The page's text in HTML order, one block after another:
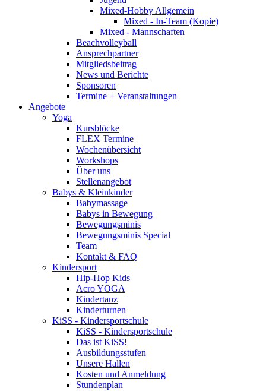
Mixed-Hobby Allgemein
Mixed - In-Team (Kopie)
Mixed - Mannschaften
Beachvolleyball
Ansprechpartner
Mitgliedsbeitrag
News und Berichte
Sponsoren
Termine + Veranstaltungen
Angebote
Yoga
Kursblöcke
FLEX Termine
Wochenübersicht
Workshops
Über uns
Stellenangebot
Babys & Kleinkinder
Babymassage
Babys in Bewegung
Bewegungsminis
Bewegungsminis Special
Team
Kontakt & FAQ
Kindersport
Hip-Hop Kids
Acro YOGA
Kindertanz
Kinderturnen
KiSS - Kindersportschule
KiSS - Kindersportschule
Das ist KiSS!
Ausbildungsstufen
Unsere Hallen
Kosten und Anmeldung
Stundenplan